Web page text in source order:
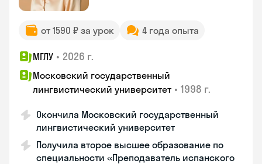
от 1590 ₽ за урок 4 года опыта
МГЛУ • 2026 г.
Московский государственный
лингвистический университет • 1998 г.
Окончила Московский государственный
лингвистический университет
Получила второе высшее образование по
специальности «Преподаватель испанского